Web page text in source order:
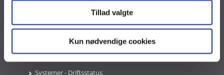
Tillad valgte
Kun nødvendige cookies
Mandag-Fredag 9:00-16:00
Genveje
Systemer - Driftsstatus